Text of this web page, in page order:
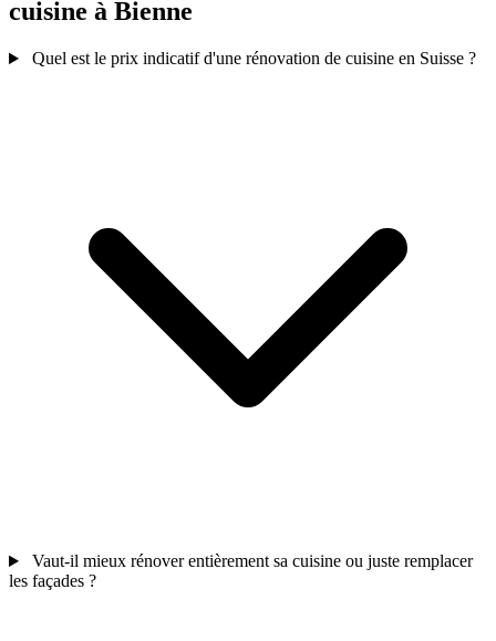
cuisine à Bienne
Quel est le prix indicatif d'une rénovation de cuisine en Suisse ?
Vaut-il mieux rénover entièrement sa cuisine ou juste remplacer
les façades ?